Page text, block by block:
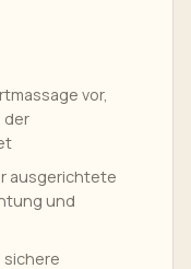
vor,
der
ausgerichtete
und
sichere